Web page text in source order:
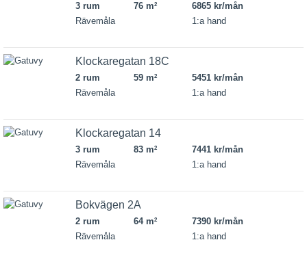
3 rum 76 m2
6865 kr/mån
Rävemåla
1:a hand
Klockaregatan 18C
2 rum 59 m2
5451 kr/mån
Rävemåla
1:a hand
Klockaregatan 14
3 rum 83 m2
7441 kr/mån
Rävemåla
1:a hand
Bokvägen 2A
2 rum 64 m2
7390 kr/mån
Rävemåla
1:a hand